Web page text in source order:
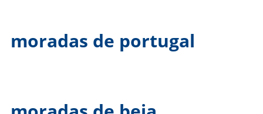
moradas de portugal